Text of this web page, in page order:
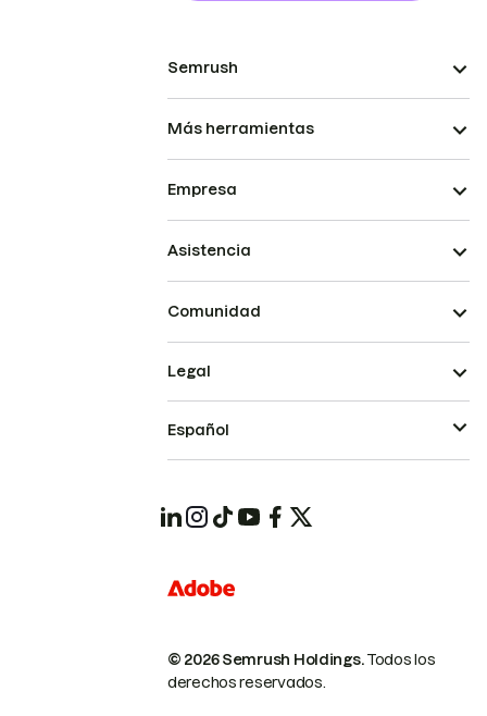
Semrush
Más herramientas
Empresa
Asistencia
Comunidad
© 2026 Semrush Holdings.Todos los
derechos reservados.
Legal
Español